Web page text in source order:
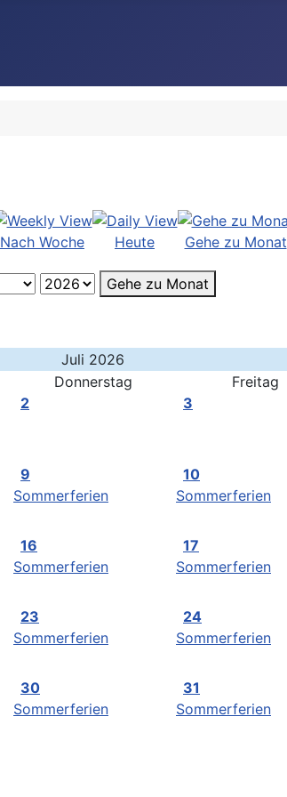
Nach Woche Heute Gehe zu Monat
Gehe zu Monat
Juli 2026
Donnerstag Freitag
2 3
9
Sommerferien
10
Sommerferien
16
Sommerferien
17
Sommerferien
23
Sommerferien
24
Sommerferien
30
Sommerferien
31
Sommerferien